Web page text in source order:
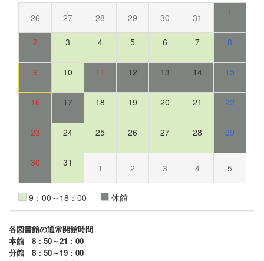
26 27 28 29 30 31 1
2 3 4 5 6 7 8
9 10 11 12 13 14 15
16 17 18 19 20 21 22
23 24 25 26 27 28 29
30 31 1 2 3 4 5
9：00～18：00 休館
各図書館の通常開館時間
本館 8：50～21：00
分館 8：50～19：00